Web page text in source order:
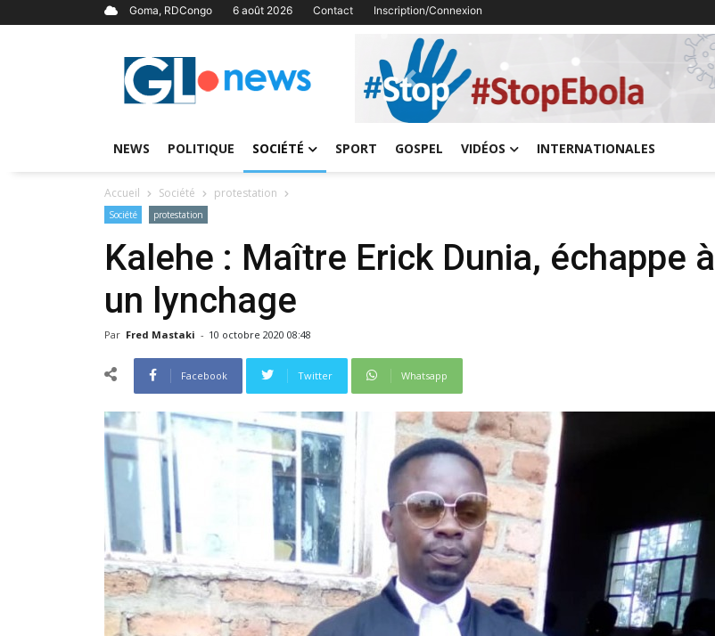
Goma, RDCongo 6 août 2026 Contact Inscription/Connexion
Previous
NEWS POLITIQUE SOCIÉTÉ SPORT GOSPEL VIDÉOS INTERNATIONALES
Accueil Société protestation
Société protestation
Kalehe : Maître Erick Dunia, échappe à
un lynchage
Par Fred Mastaki - 10 octobre 2020 08:48
Facebook Twitter Whatsapp